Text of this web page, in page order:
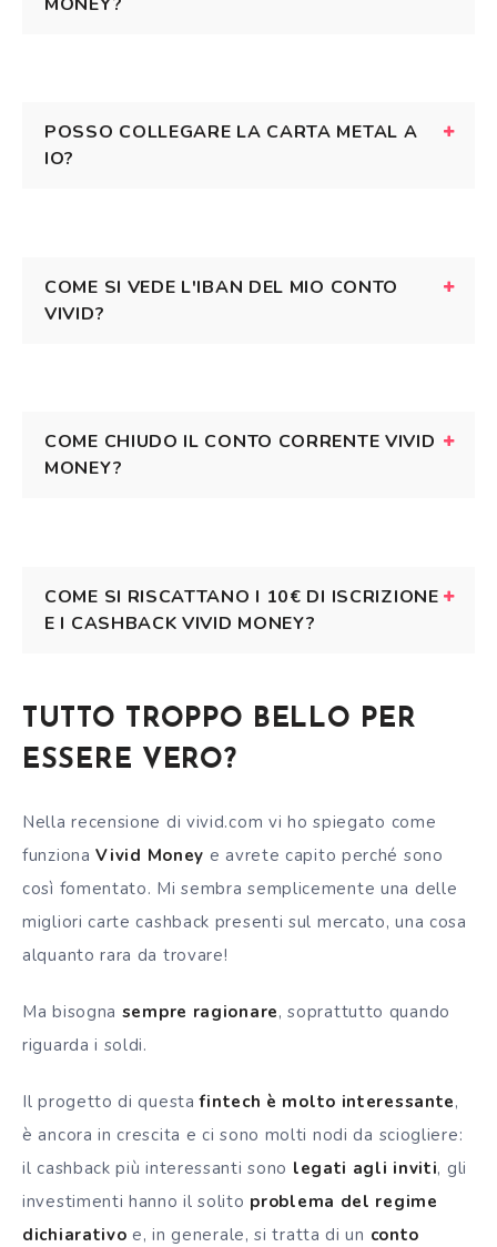
POSSO COLLEGARE LA CARTA METAL A
IO?
COME SI VEDE L'IBAN DEL MIO CONTO
VIVID?
COME CHIUDO IL CONTO CORRENTE VIVID
MONEY?
COME SI RISCATTANO I 10€ DI ISCRIZIONE
E I CASHBACK VIVID MONEY?
TUTTO TROPPO BELLO PER
ESSERE VERO?
Nella recensione di vivid.com vi ho spiegato come
funzionaVivid Money e avrete capito perché sono
così fomentato. Mi sembra semplicemente una delle
migliori carte cashback presenti sul mercato, una cosa
alquanto rara da trovare!
Ma bisogna sempre ragionare, soprattutto quando
riguarda i soldi.
Il progetto di questafintech è molto interessante,
è ancora in crescita e ci sono molti nodi da sciogliere:
il cashback più interessanti sono legati agli inviti, gli
investimenti hanno il solito problema del regime
dichiarativo e, in generale, si tratta di un conto